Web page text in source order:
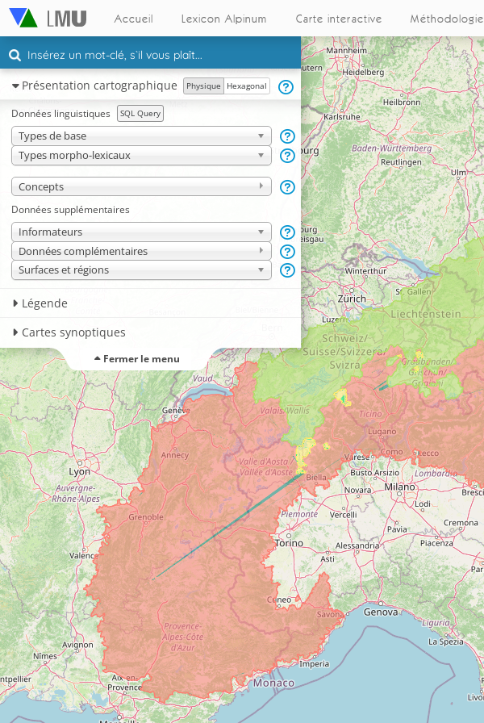
Accueil Lexicon Alpinum Carte interactive Méthodologie
Présentation cartographique Physique Hexagonal
Données linguistiques SQL Query
Types de base
Types morpho-lexicaux
Concepts
Données supplémentaires
Informateurs
Données complémentaires
Surfaces et régions
Légende
Cartes synoptiques
Fermer le menu